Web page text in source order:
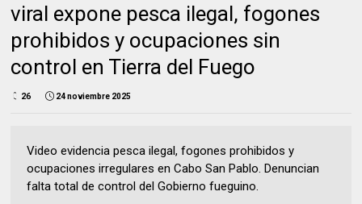
viral expone pesca ilegal, fogones
prohibidos y ocupaciones sin
control en Tierra del Fuego
26 24 noviembre 2025
Video evidencia pesca ilegal, fogones prohibidos y
ocupaciones irregulares en Cabo San Pablo. Denuncian
falta total de control del Gobierno fueguino.